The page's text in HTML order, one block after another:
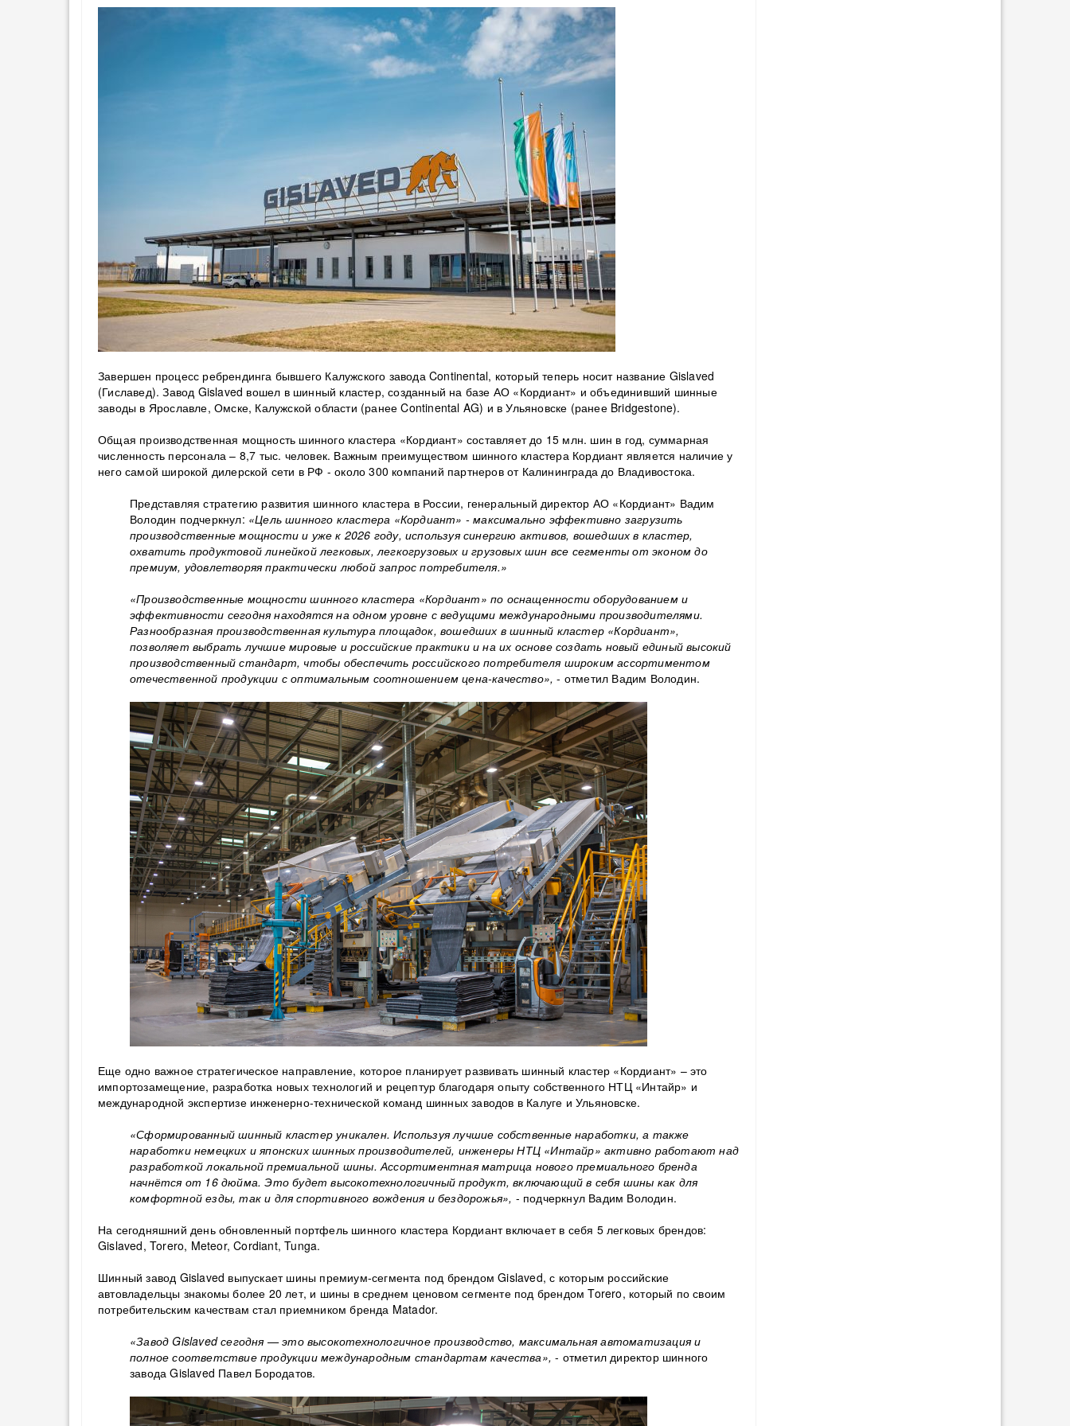
Завершен процесс ребрендинга бывшего Калужского завода Continental, который теперь носит название Gislaved
(Гиславед). Завод Gislaved вошел в шинный кластер, созданный на базе АО «Кордиант» и объединивший шинные
заводы в Ярославле, Омске, Калужской области (ранее Continental AG) и в Ульяновске (ранее Bridgestone).
Общая производственная мощность шинного кластера «Кордиант» составляет до 15 млн. шин в год, суммарная
численность персонала – 8,7 тыс. человек. Важным преимуществом шинного кластера Кордиант является наличие у
него самой широкой дилерской сети в РФ - около 300 компаний партнеров от Калининграда до Владивостока.
Представляя стратегию развития шинного кластера в России, генеральный директор АО «Кордиант» Вадим
Володин подчеркнул: «Цель шинного кластера «Кордиант» - максимально эффективно загрузить
производственные мощности и уже к 2026 году, используя синергию активов, вошедших в кластер,
охватить продуктовой линейкой легковых, легкогрузовых и грузовых шин все сегменты от эконом до
премиум, удовлетворяя практически любой запрос потребителя.»
«Производственные мощности шинного кластера «Кордиант» по оснащенности оборудованием и
эффективности сегодня находятся на одном уровне с ведущими международными производителями.
Разнообразная производственная культура площадок, вошедших в шинный кластер «Кордиант»,
позволяет выбрать лучшие мировые и российские практики и на их основе создать новый единый высокий
производственный стандарт, чтобы обеспечить российского потребителя широким ассортиментом
отечественной продукции с оптимальным соотношением цена-качество»,- отметил Вадим Володин.
Еще одно важное стратегическое направление, которое планирует развивать шинный кластер «Кордиант» – это
импортозамещение, разработка новых технологий и рецептур благодаря опыту собственного НТЦ «Интайр» и
международной экспертизе инженерно-технической команд шинных заводов в Калуге и Ульяновске.
«Сформированный шинный кластер уникален. Используя лучшие собственные наработки, а также
наработки немецких и японских шинных производителей, инженеры НТЦ «Интайр» активно работают над
разработкой локальной премиальной шины. Ассортиментная матрица нового премиального бренда
начнётся от 16 дюйма. Это будет высокотехнологичный продукт, включающий в себя шины как для
комфортной езды, так и для спортивного вождения и бездорожья», - подчеркнул Вадим Володин.
На сегодняшний день обновленный портфель шинного кластера Кордиант включает в себя 5 легковых брендов:
Gislaved, Torero, Meteor, Cordiant, Tunga.
Шинный завод Gislaved выпускает шины премиум-сегмента под брендом Gislaved, с которым российские
автовладельцы знакомы более 20 лет, и шины в среднем ценовом сегменте под брендом Torero, который по своим
потребительским качествам стал приемником бренда Matador.
«Завод Gislaved сегодня — это высокотехнологичное производство, максимальная автоматизация и
полное соответствие продукции международным стандартам качества», - отметил директор шинного
завода Gislaved Павел Бородатов.